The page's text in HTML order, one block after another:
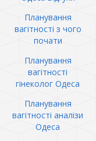
Планування
вагітності з чого
почати
Планування
вагітності
гінеколог Одеса
Планування
вагітності аналізи
Одеса